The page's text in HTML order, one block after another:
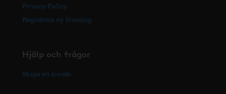
Privacy Policy
Registrera ny förening
Hjälp och frågor
Skapa ett ärende